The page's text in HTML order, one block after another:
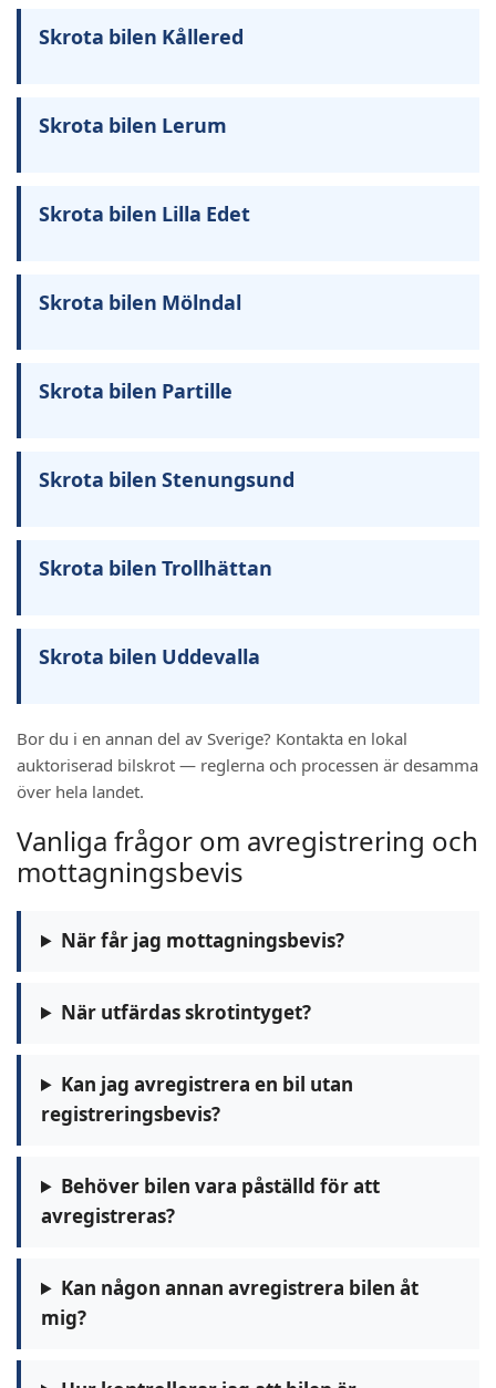
Skrota bilen Kållered
Skrota bilen Lerum
Skrota bilen Lilla Edet
Skrota bilen Mölndal
Skrota bilen Partille
Skrota bilen Stenungsund
Skrota bilen Trollhättan
Skrota bilen Uddevalla
Bor du i en annan del av Sverige? Kontakta en lokal
auktoriserad bilskrot — reglerna och processen är desamma
över hela landet.
Vanliga frågor om avregistrering och
mottagningsbevis
När får jag mottagningsbevis?
När utfärdas skrotintyget?
Kan jag avregistrera en bil utan
registreringsbevis?
Behöver bilen vara påställd för att
avregistreras?
Kan någon annan avregistrera bilen åt
mig?